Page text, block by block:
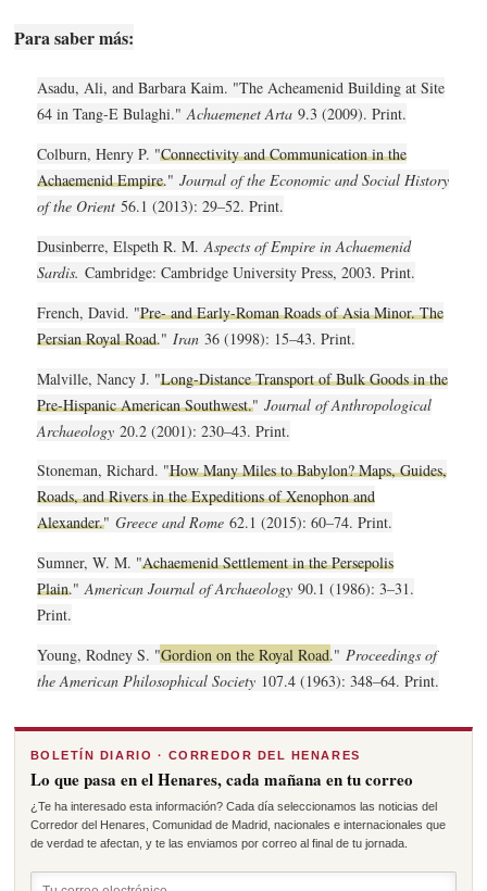
Para saber más:
Asadu, Ali, and Barbara Kaim. "The Acheamenid Building at Site
64 in Tang-E Bulaghi."Achaemenet Arta 9.3 (2009). Print.
Colburn, Henry P. "Connectivity and Communication in the
Achaemenid Empire."Journal of the Economic and Social History
of the Orient 56.1 (2013): 29–52. Print.
Dusinberre, Elspeth R. M.Aspects of Empire in Achaemenid
Sardis. Cambridge: Cambridge University Press, 2003. Print.
French, David. "Pre- and Early-Roman Roads of Asia Minor. The
Persian Royal Road." Iran 36 (1998): 15–43. Print.
Malville, Nancy J. "Long-Distance Transport of Bulk Goods in the
Pre-Hispanic American Southwest."Journal of Anthropological
Archaeology 20.2 (2001): 230–43. Print.
Stoneman, Richard. "How Many Miles to Babylon? Maps, Guides,
Roads, and Rivers in the Expeditions of Xenophon and
Alexander."Greece and Rome 62.1 (2015): 60–74. Print.
Sumner, W. M. "Achaemenid Settlement in the Persepolis
Plain."American Journal of Archaeology 90.1 (1986): 3–31.
Print.
Young, Rodney S. "Gordion on the Royal Road."Proceedings of
the American Philosophical Society 107.4 (1963): 348–64. Print.
BOLETÍN DIARIO · CORREDOR DEL HENARES
Lo que pasa en el Henares, cada mañana en tu correo
¿Te ha interesado esta información? Cada día seleccionamos las noticias del
Corredor del Henares, Comunidad de Madrid, nacionales e internacionales que
de verdad te afectan, y te las enviamos por correo al final de tu jornada.